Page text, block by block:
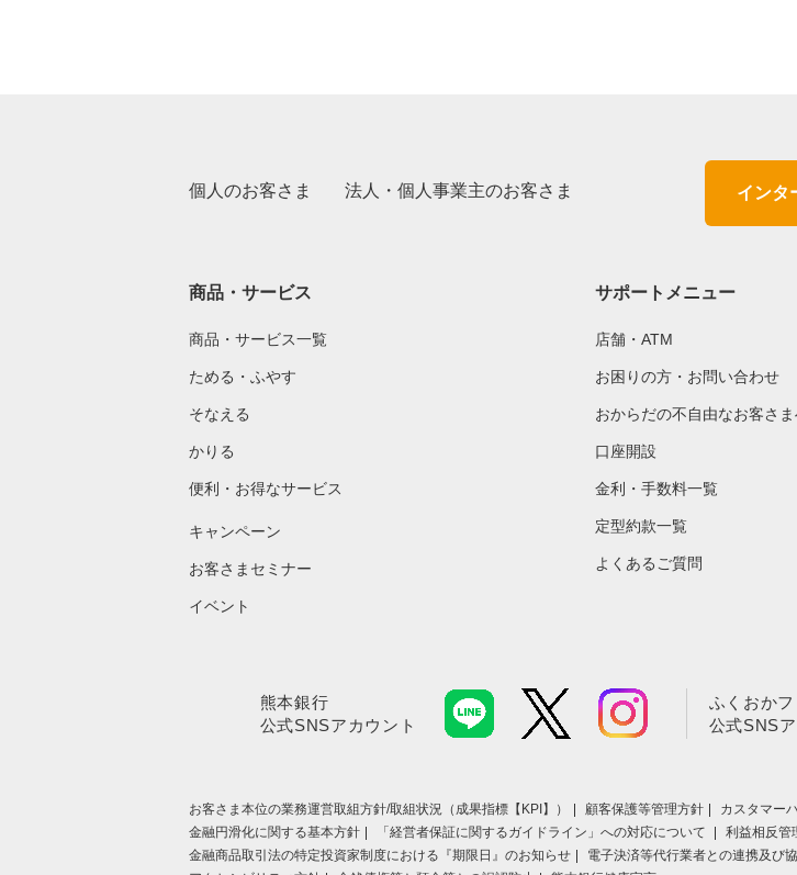
個人のお客さま 法人・個人事業主のお客さま インタ
商品・サービス
商品・サービス一覧
ためる・ふやす
そなえる
かりる
便利・お得なサービス
キャンペーン
お客さまセミナー
イベント
サポートメニュー
店舗・ATM
お困りの方・お問い合わせ
おからだの不自由なお客さ
口座開設
金利・手数料一覧
定型約款一覧
よくあるご質問
熊本銀行
公式SNSアカウント
ふくおか
公式SNS
お客さま本位の業務運営取組⽅針/取組状況（成果指標【KPI】） 顧客保護等管理方針 カスタマー
金融円滑化に関する基本方針
「経営者保証に関するガイドライン」への対応について 利益相反管
金融商品取引法の特定投資家制度における『期限日』のお知らせ
電子決済等代行業者との連携及び